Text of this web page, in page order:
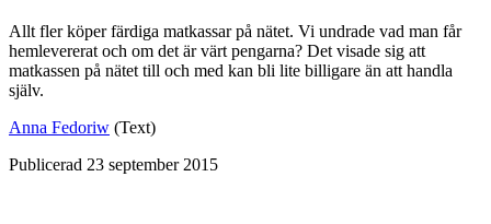
Allt fler köper färdiga matkassar på nätet. Vi undrade vad man får
hemlevererat och om det är värt pengarna? Det visade sig att
matkassen på nätet till och med kan bli lite billigare än att handla
själv.
Anna Fedoriw (Text)
Publicerad 23 september 2015